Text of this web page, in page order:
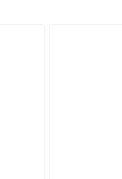
siguiente imagen
1 de 12